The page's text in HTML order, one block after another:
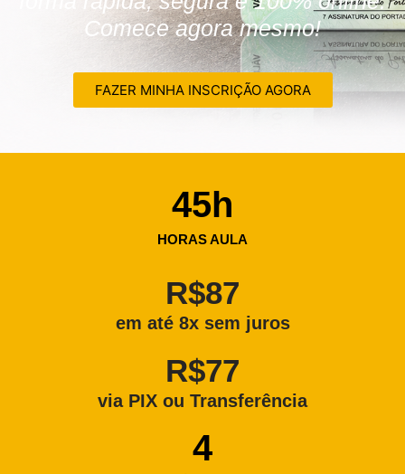
Comece agora mesmo!
FAZER MINHA INSCRIÇÃO AGORA
HORAS AULA
45h
R$87
em até 8x sem juros
R$77
via PIX ou Transferência
4